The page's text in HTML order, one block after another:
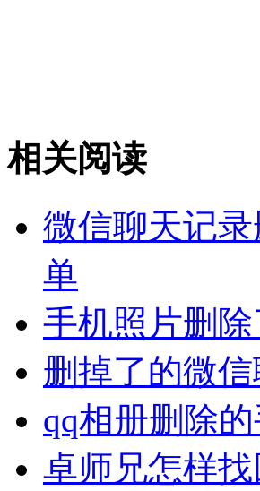
相关阅读
微信聊天记
单
手机照片删
删掉了的微
qq相册删除
卓师兄怎样